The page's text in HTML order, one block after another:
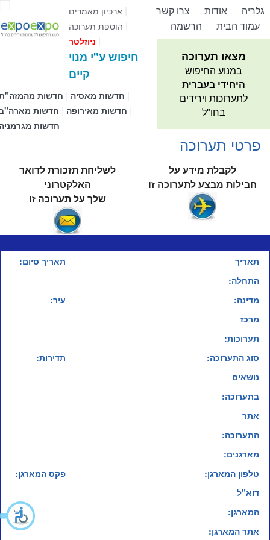
ארכיון מאמרים|
הוספת תערוכה
ניוזלטר
חיפוש ע"י מנוי
קיים
חדשות חדשות מאסיה
חדשות חדשות מאירופה
חדשות
צרו קשר אודות
גלריה
הרשמה
עמוד הבית
מצאו תערוכה
במנוע החיפוש
היחידי בעברית
לתערוכות וירידים
בחו"ל
פרטי תערוכה
לשליחת תזכורת לדואר
האלקטרוני
שלך על תערוכה זו
לקבלת מידע על
חבילות מבצע לתערוכה זו
תאריך סיום:
תאריך
התחלה:
עיר:
מדינה:
מרכז
תערוכות:
תדירות:
סוג התערוכה:
נושאים
בתערוכה:
אתר
התערוכה:
מארגנים:
פקס המארגן:
טלפון המארגן:
דוא"ל
המארגן:
אתר המארגן: